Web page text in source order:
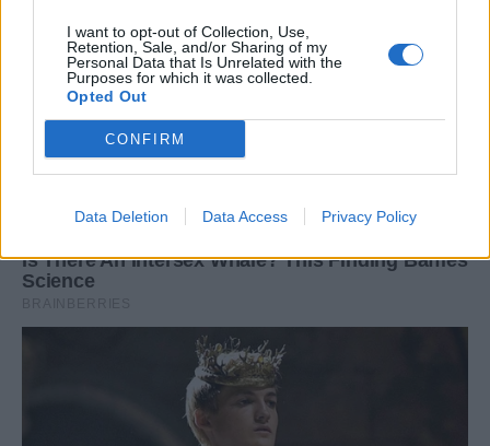
I want to opt-out of Collection, Use,
Retention, Sale, and/or Sharing of my
Personal Data that Is Unrelated with the
Purposes for which it was collected.
Opted Out
CONFIRM
Data Deletion Data Access Privacy Policy